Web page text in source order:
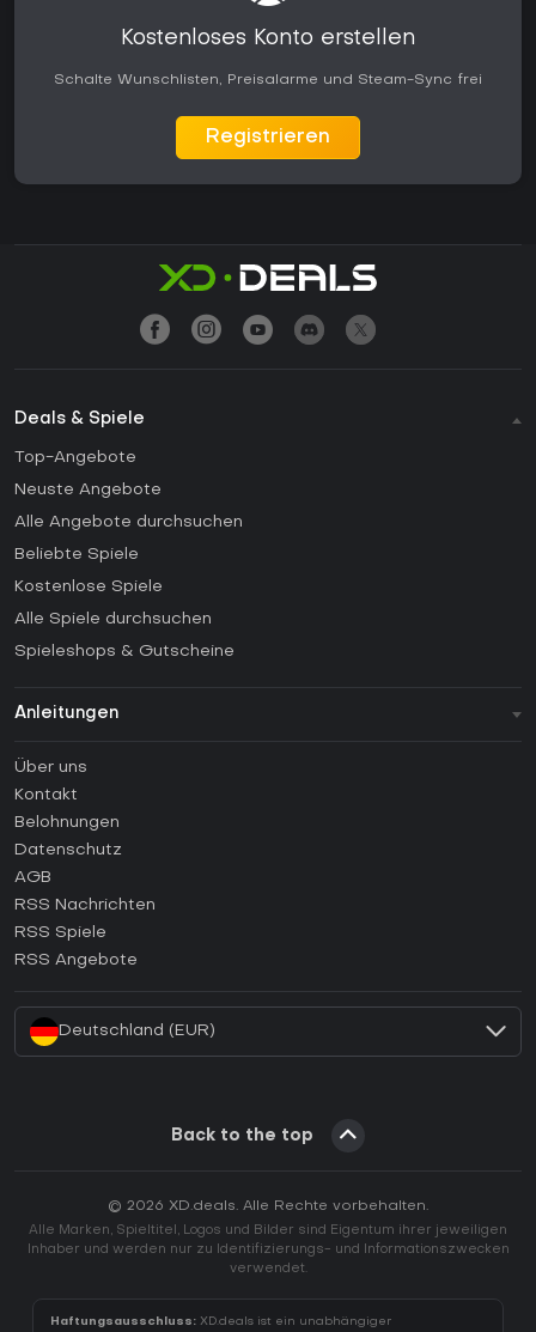
Kostenloses Konto erstellen
Schalte Wunschlisten, Preisalarme und Steam-Sync frei
Registrieren
Deals & Spiele
Top-Angebote
Neuste Angebote
Alle Angebote durchsuchen
Beliebte Spiele
Kostenlose Spiele
Alle Spiele durchsuchen
Spieleshops & Gutscheine
Anleitungen
Anleitungen
Wie aktiviert man einen Steam CD Key?
Wie aktiviert man einen Epic Games CD Key?
Wie aktiviert man einen GOG CD Key?
Wie aktiviert man einen Ubisoft Connect CD Key?
Über uns
Kontakt
Belohnungen
Datenschutz
AGB
RSS Nachrichten
RSS Spiele
RSS Angebote
Deutschland (EUR)
Back to the top
© 2026 XD.deals. Alle Rechte vorbehalten.
Alle Marken, Spieltitel, Logos und Bilder sind Eigentum ihrer jeweiligen
Inhaber und werden nur zu Identifizierungs- und Informationszwecken
verwendet.
Haftungsausschluss: XD.deals ist ein unabhängiger